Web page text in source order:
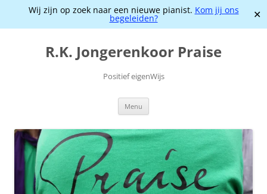
Wij zijn op zoek naar een nieuwe pianist. Kom jij ons
begeleiden? ✕
Ga
R.K. Jongerenkoor Praise
Positief eigenWijs
Menu